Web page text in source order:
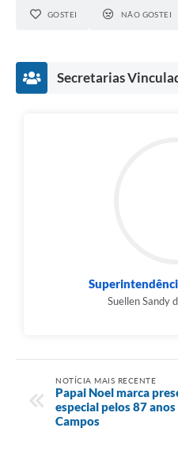
GOSTEI NÃO GOSTEI
Secretarias
Suellen Sandy
NOTÍCIA MAIS RECENTE
Papai Noel marca
especial pelos 87
Campos